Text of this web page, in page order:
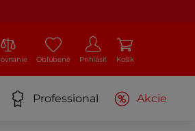
Obľúbené Prihlásiť Košík
Professional Akcie